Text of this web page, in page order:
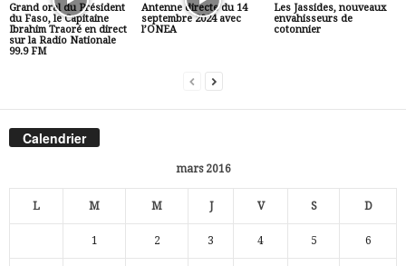
Grand oral du Président
du Faso, le Capitaine
Ibrahim Traoré en direct
sur la Radio Nationale
99.9 FM
Antenne directe du 14
septembre 2024 avec
l’ONEA
Les Jassides, nouveaux
envahisseurs de
cotonnier
Calendrier
mars 2016
L M M J V S D
1 2 3 4 5 6